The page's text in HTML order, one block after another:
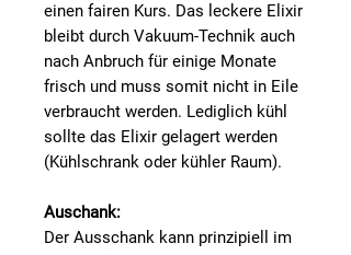
einen fairen Kurs. Das leckere Elixir
bleibt durch Vakuum-Technik auch
nach Anbruch für einige Monate
frisch und muss somit nicht in Eile
verbraucht werden. Lediglich kühl
sollte das Elixir gelagert werden
(Kühlschrank oder kühler Raum).
Auschank:
Der Ausschank kann prinzipiell im